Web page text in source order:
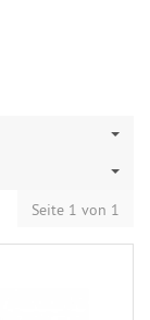
Seite 1 von 1